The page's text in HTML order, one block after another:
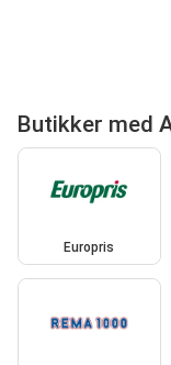
Butikker med
Europris